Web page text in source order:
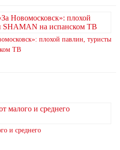
плохой павлин, туристы
ТВ
и среднего